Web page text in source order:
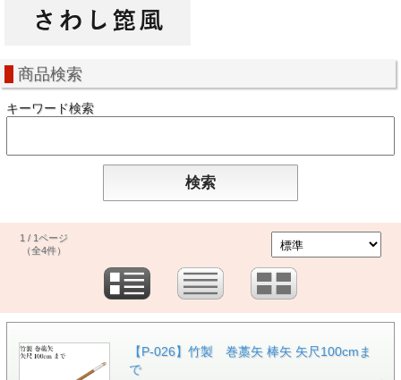
商品検索
キーワード検索
1 / 1ページ
（全4件）
【P-026】竹製 巻藁矢 棒矢 矢尺100cmま
で